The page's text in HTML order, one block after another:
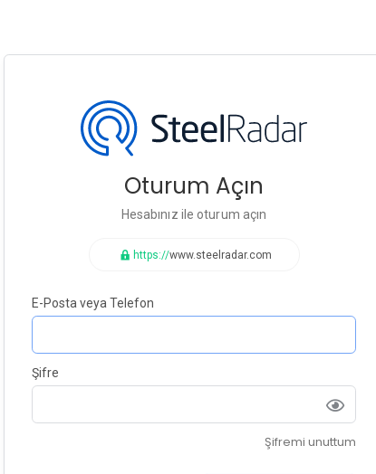
Oturum Açın
Hesabınız ile oturum açın
https://www.steelradar.com
E-Posta veya Telefon
Şifre
Şifremi unuttum